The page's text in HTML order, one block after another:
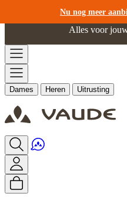
Nu nog meer
Ga naar de inhoud
Alles voor
Dames Heren Uitrusting